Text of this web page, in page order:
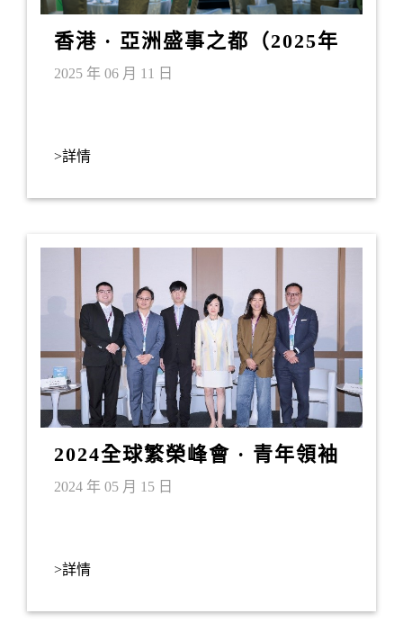
香港 · 亞洲盛事之都（2025年
6月）
2025 年 06 月 11 日
>詳情
2024全球繁榮峰會 · 青年領袖
論壇
2024 年 05 月 15 日
>詳情